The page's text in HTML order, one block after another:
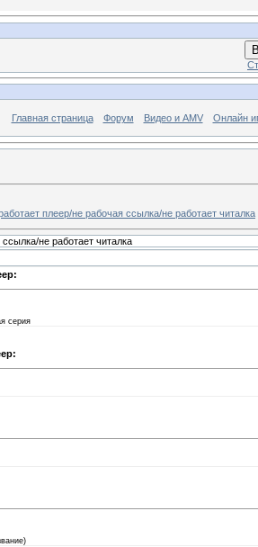
Главная страница Форум Видео и AMV Онлайн
плеер/не рабочая ссылка/не работает читалка
не работает читалка
серия